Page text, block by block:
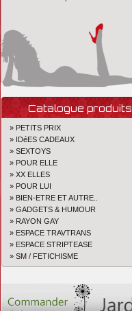
Catalogue produits
» PETITS PRIX
» IDéES CADEAUX
» SEXTOYS
» POUR ELLE
» XX ELLES
» POUR LUI
» BIEN-ETRE ET AUTRE..
» GADGETS & HUMOUR
» RAYON GAY
» ESPACE TRAVTRANS
» ESPACE STRIPTEASE
» SM / FETICHISME